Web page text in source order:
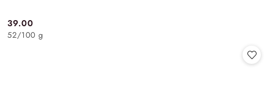
Cena:
39.00
52/100 g